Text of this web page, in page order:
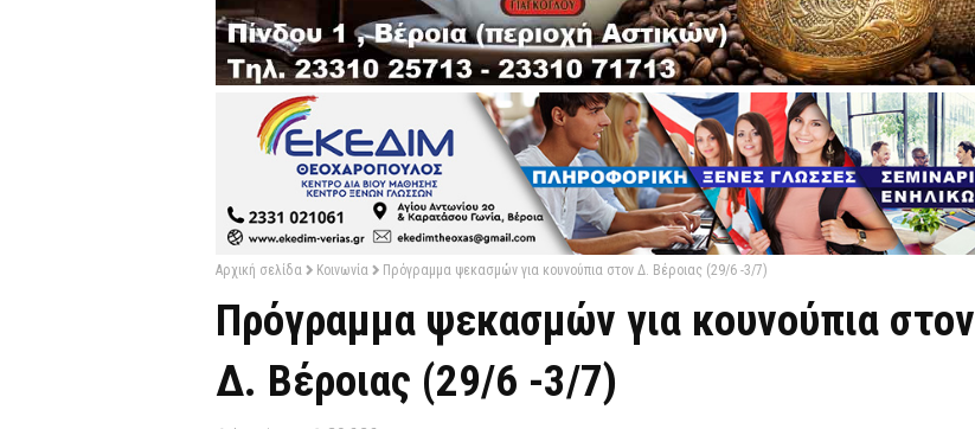
Αρχική σελίδα Κοινωνία Πρόγραμμα ψεκασμών για κουνούπια στον Δ. Βέροιας (29/6 -3/7)
Πρόγραμμα ψεκασμών για κουνούπια στον
Δ. Βέροιας (29/6 -3/7)